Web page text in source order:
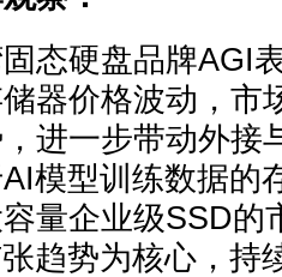
态硬盘品牌AGI
器价格波动，市
进一步带动外接
模型训练数据的
量企业级SSD的
趋势为核心，持